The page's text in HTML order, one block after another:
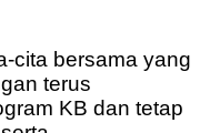
cita bersama yang
terus
KB dan tetap